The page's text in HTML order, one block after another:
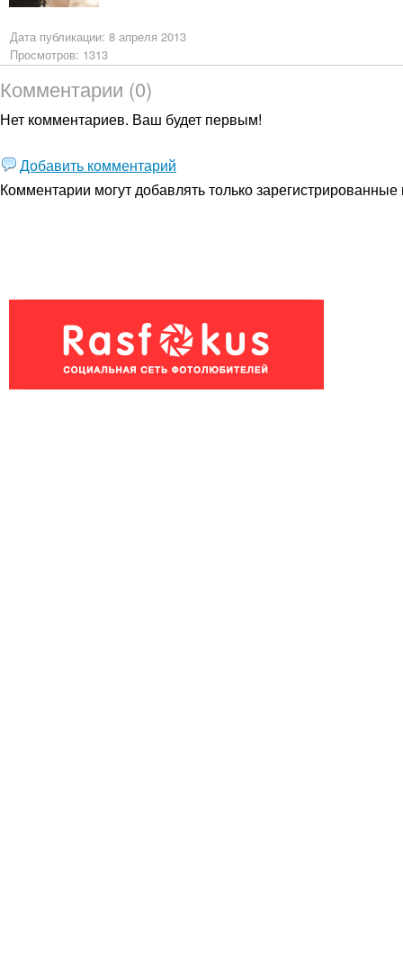
Дата публикации: 8 апреля 2013
Просмотров: 1313
Комментарии (0)
Нет комментариев. Ваш будет первым!
Добавить комментарий
Комментарии могут добавлять толькозарегистрированные